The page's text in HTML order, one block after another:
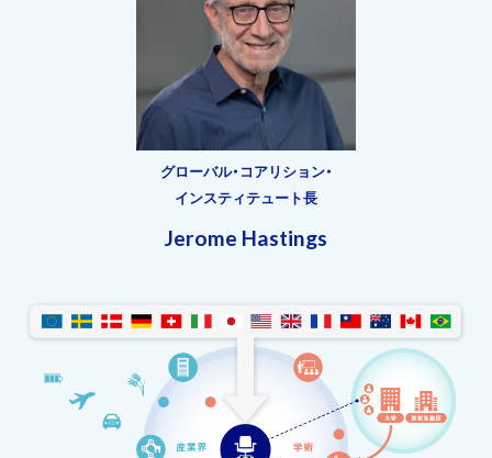
グローバル・コアリション・
インスティテュート長
Jerome Hastings